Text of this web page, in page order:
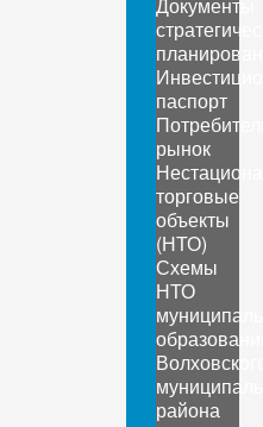
паспорт
рынок
торговые
объекты
(НТО)
Схемы
НТО
района